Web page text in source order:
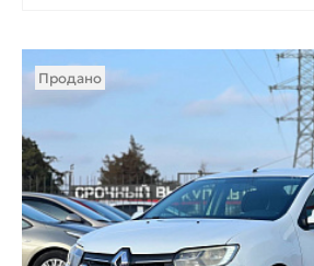
Продано